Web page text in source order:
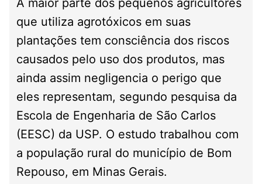
A maior parte dos pequenos agricultores
que utiliza agrotóxicos em suas
plantações tem consciência dos riscos
causados pelo uso dos produtos, mas
ainda assim negligencia o perigo que
eles representam, segundo pesquisa da
Escola de Engenharia de São Carlos
(EESC) da USP. O estudo trabalhou com
a população rural do município de Bom
Repouso, em Minas Gerais.